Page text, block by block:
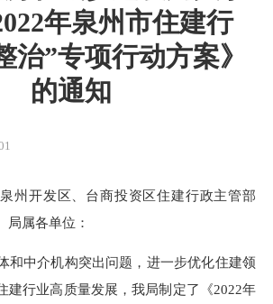
年泉州市住建行
治”专项行动方案》
的通知
州开发区、台商投资区住建行政主管部
局属各单位：
和中介机构突出问题 ，进一步优化住建领
建行业高质量发展 ，我局制定了《2022年